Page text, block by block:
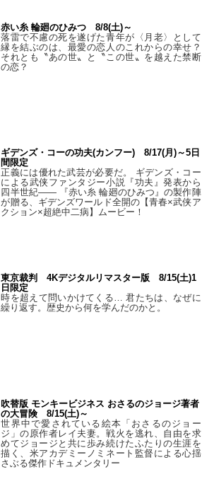
赤い糸 輪廻のひみつ 8/8(土)～
落雷で不慮の死を遂げた青年が〈月老〉として
縁を結ぶのは、最愛の恋人のこれからの幸せ？
それとも〝あの世〟と〝この世〟を越えた禁断
の恋？
ギデンズ・コーの功夫(カンフー) 8/17(月)～5日
間限定
正義には優れた武芸が必要だ。 ギデンズ・コー
による武侠ファンタジー小説『功夫』発表から
四半世紀―― 『赤い糸 輪廻のひみつ』の製作陣
が贈る、ギデンズワールド全開の【青春×武侠ア
クション×超絶中二病】ムービー！
東京裁判 4Kデジタルリマスター版 8/15(土)1
日限定
時を超えて問いかけてくる… 君たちは、なぜに
繰り返す。歴史から何を学んだのかと。
吹替版 モンキービジネス おさるのジョージ著者
の大冒険 8/15(土)～
世界中で愛されている絵本「おさるのジョー
ジ」の原作者レイ夫妻。戦火を逃れ、自由を求
めてジョージと共に歩み続けたふたりの生涯を
描く、米アカデミーノミネート監督による心揺
さぶる傑作ドキュメンタリー